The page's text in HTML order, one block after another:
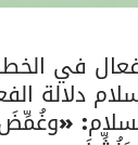
في
دلالة